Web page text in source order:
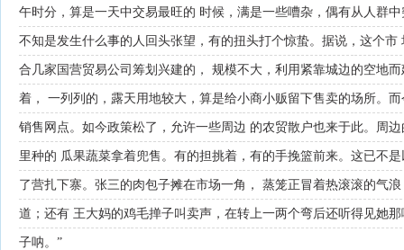
午时分，算是一天中交易最旺的 时候，满是一些嘈杂，偶有从人群
不知是发生什么事的人回头张望，有的扭头打个惊蛰。据说，这个
合几家国营贸易公司筹划兴建的， 规模不大，利用紧靠城边的空地
着， 一列列的，露天用地较大，算是给小商小贩留下售卖的场所。
销售网点。如今政策松了，允许一些周边 的农贸散户也来于此。周
里种的 瓜果蔬菜拿着兜售。有的担挑着，有的手挽篮前来。这已不
了营扎下寨。张三的肉包子摊在市场一角， 蒸笼正冒着热滚滚的气
道；还有 王大妈的鸡毛掸子叫卖声，在转上一两个弯后还听得见她
子呐。”